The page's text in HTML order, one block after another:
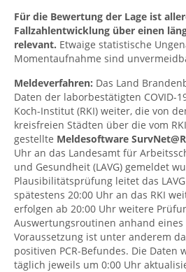
Für die Bewertung der Lage ist
Fallzahlentwicklung über einen
relevant. Etwaige statistische
Momentaufnahme sind
Meldeverfahren: Das Land
Daten der laborbestätigten COVID-
Koch-Institut (RKI) weiter, die von
kreisfreien Städten über die vom
gestellte Meldesoftware
Uhr an das Landesamt für
und Gesundheit (LAVG) gemeldet
Plausibilitätsprüfung leitet das
spätestens 20:00 Uhr an das RKI
erfolgen ab 20:00 Uhr weitere
Auswertungsroutinen anhand eines
Voraussetzung ist unter anderem
positiven PCR-Befundes. Die Daten
täglich jeweils um 0:00 Uhr